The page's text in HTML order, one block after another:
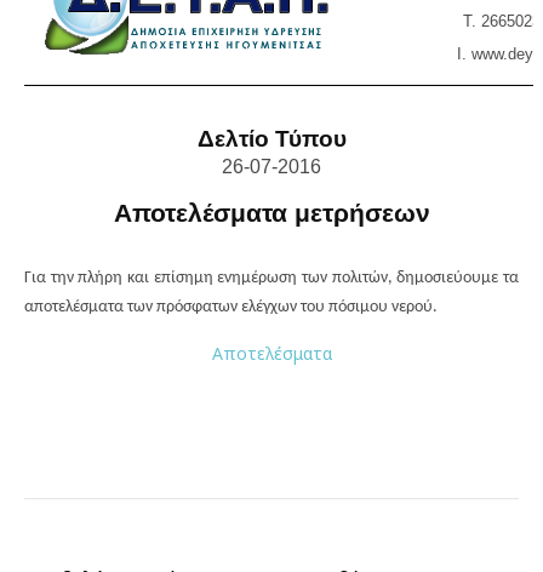
T.
Ι. www.
Δελτίο Τύπου
26-07-2016
Αποτελέσματα μετρήσεων
Για την πλήρη και επίσημη ενημέρωση των πολιτών, δημοσιεύουμε τα
αποτελέσματα των πρόσφατων ελέγχων του πόσιμου νερού.
Αποτελέσματα